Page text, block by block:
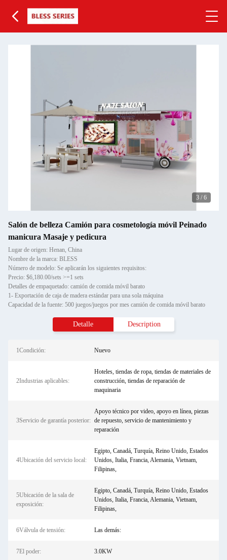
3 / 6
Salón de belleza Camión para cosmetología móvil Peinado
manicura Masaje y pedicura
Lugar de origen: Henan, China
Nombre de la marca: BLESS
Número de modelo: Se aplicarán los siguientes requisitos:
Precio: $6,180.00/sets >=1 sets
Detalles de empaquetado: camión de comida móvil barato
1- Exportación de caja de madera estándar para una sola máquina
Capacidad de la fuente: 500 juegos/juegos por mes camión de comida móvil barato
Detalle Description
1Condición: Nuevo
2Industrias aplicables:
Hoteles, tiendas de ropa, tiendas de materiales de
construcción, tiendas de reparación de
maquinaria
3Servicio de garantía posterior:
Apoyo técnico por video, apoyo en línea, piezas
de repuesto, servicio de mantenimiento y
reparación
4Ubicación del servicio local:
Egipto, Canadá, Turquía, Reino Unido, Estados
Unidos, Italia, Francia, Alemania, Vietnam,
Filipinas,
5Ubicación de la sala de
exposición:
Egipto, Canadá, Turquía, Reino Unido, Estados
Unidos, Italia, Francia, Alemania, Vietnam,
Filipinas,
6Válvula de tensión: Las demás:
7El poder: 3.0KW